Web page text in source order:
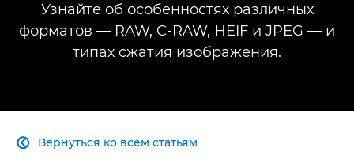
Узнайте об особенностях различных
форматов — RAW, C-RAW, HEIF и JPEG — и
типах сжатия изображения.
Вернуться ко всем статьям
